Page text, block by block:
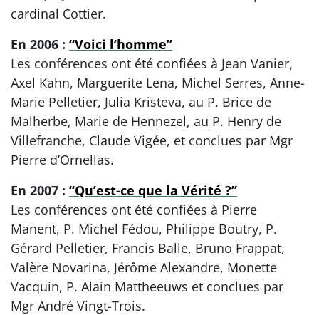
cardinal Cottier.
En 2006 : “Voici l’homme”
Les conférences ont été confiées à Jean Vanier,
Axel Kahn, Marguerite Lena, Michel Serres, Anne-
Marie Pelletier, Julia Kristeva, au P. Brice de
Malherbe, Marie de Hennezel, au P. Henry de
Villefranche, Claude Vigée, et conclues par Mgr
Pierre d’Ornellas.
En 2007 : “Qu’est-ce que la Vérité ?”
Les conférences ont été confiées à Pierre
Manent, P. Michel Fédou, Philippe Boutry, P.
Gérard Pelletier, Francis Balle, Bruno Frappat,
Valère Novarina, Jérôme Alexandre, Monette
Vacquin, P. Alain Mattheeuws et conclues par
Mgr André Vingt-Trois.